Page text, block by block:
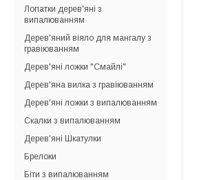
Лопатки дерев'яні з
випалюванням
Дерев'яний віяло для мангалу з
гравіюванням
Дерев'яні ложки "Смайлі"
Дерев'яна вилка з гравіюванням
Дерев'яні ложки з випалюванням
Скалки з випалюванням
Дерев'яні Шкатулки
Брелоки
Біти з випалюванням